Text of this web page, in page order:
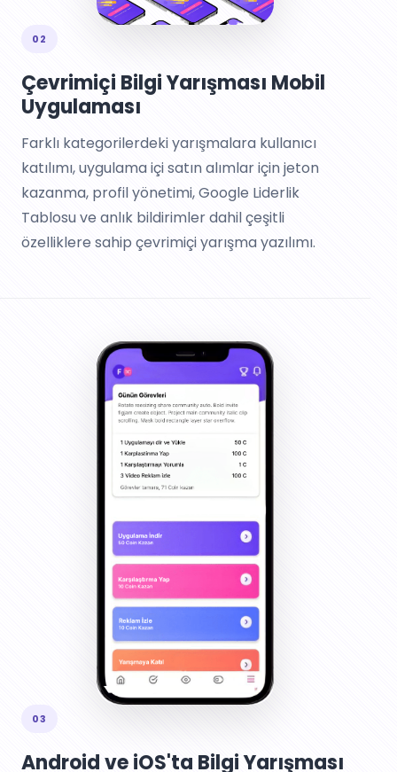
02
Çevrimiçi Bilgi Yarışması Mobil
Uygulaması
Farklı kategorilerdeki yarışmalara kullanıcı
katılımı, uygulama içi satın alımlar için jeton
kazanma, profil yönetimi, Google Liderlik
Tablosu ve anlık bildirimler dahil çeşitli
özelliklere sahip çevrimiçi yarışma yazılımı.
03
Android ve iOS'ta Bilgi Yarışması